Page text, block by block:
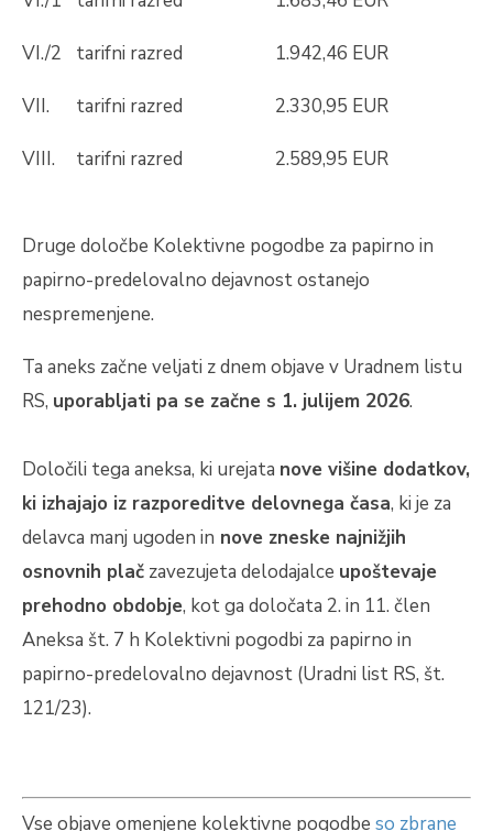
VI./2 tarifni razred 1.942,46 EUR
VII. tarifni razred 2.330,95 EUR
VIII. tarifni razred 2.589,95 EUR
Druge določbe Kolektivne pogodbe za papirno in
papirno-predelovalno dejavnost ostanejo
nespremenjene.
Ta aneks začne veljati z dnem objave v Uradnem listu
RS, uporabljati pa se začne s 1. julijem 2026.
Določili tega aneksa, ki urejata nove višine dodatkov,
ki izhajajo iz razporeditve delovnega časa, ki je za
delavca manj ugoden in nove zneske najnižjih
osnovnih plač zavezujeta delodajalce upoštevaje
prehodno obdobje, kot ga določata 2. in 11. člen
Aneksa št. 7 h Kolektivni pogodbi za papirno in
papirno-predelovalno dejavnost (Uradni list RS, št.
121/23).
Vse objave omenjene kolektivne pogodbe so zbrane